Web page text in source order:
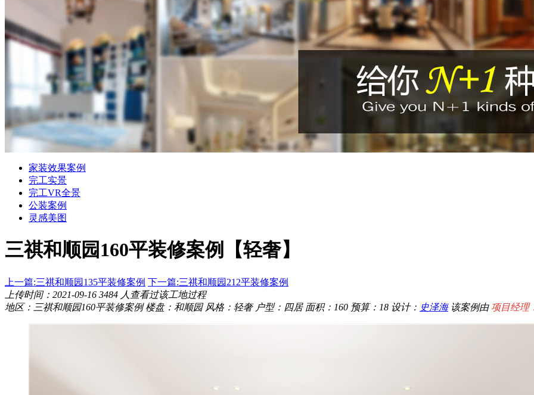
家装效果案例
完工实景
完工VR全景
公装案例
灵感美图
三祺和顺园160平装修案例 【轻奢】
上一篇:三祺和顺园135平装修案例 下一篇:三祺和顺园212平装修案例
上传时间：2021-09-16 3484 人查看过该工地过程
地区：三祺和顺园160平装修案例 楼盘：和顺园 风格：轻奢 户型：四居 面积：160 预算：18 设计： 史泽海 该案例由 项目经理